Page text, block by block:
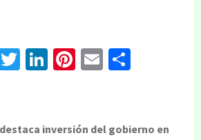
Twitter
LinkedIn
Pinterest
Email
destaca inversión del gobierno en